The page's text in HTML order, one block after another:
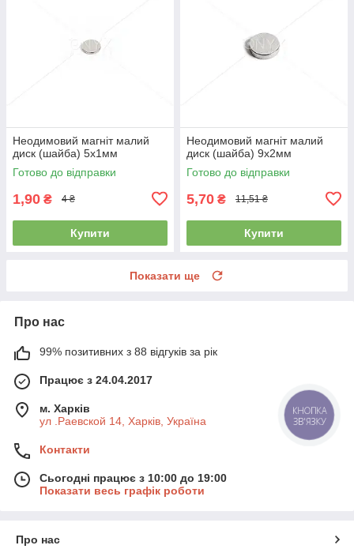
Неодимовий магніт малий
диск (шайба) 5х1мм
Готово до відправки
1,90 ₴ 4 ₴
Купити
Неодимовий магніт малий
диск (шайба) 9х2мм
Готово до відправки
5,70 ₴ 11,51 ₴
Купити
Показати ще
Про нас
99% позитивних з 88 відгуків за рік
Працює з 24.04.2017
м. Харків
ул .Раевской 14, Харків, Україна
Контакти
Сьогодні працює з 10:00 до 19:00
Показати весь графік роботи
Про нас
КНОПКА
ЗВ'ЯЗКУ